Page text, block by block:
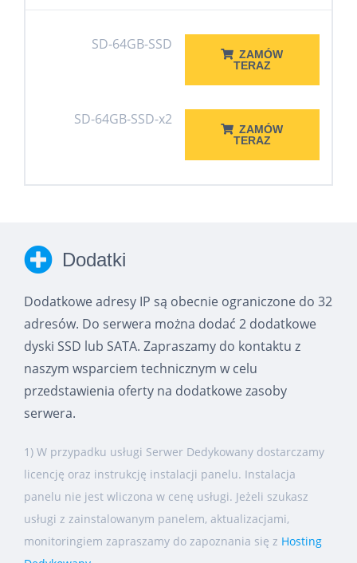
SD-64GB-SSD
ZAMÓW
TERAZ
SD-64GB-SSD-x2
ZAMÓW
TERAZ
Dodatki
Dodatkowe adresy IP są obecnie ograniczone do 32
adresów. Do serwera można dodać 2 dodatkowe
dyski SSD lub SATA. Zapraszamy do kontaktu z
naszym wsparciem technicznym w celu
przedstawienia oferty na dodatkowe zasoby
serwera.
1) W przypadku usługi Serwer Dedykowany dostarczamy
licencję oraz instrukcję instalacji panelu. Instalacja
panelu nie jest wliczona w cenę usługi. Jeżeli szukasz
usługi z zainstalowanym panelem, aktualizacjami,
monitoringiem zapraszamy do zapoznania się z Hosting